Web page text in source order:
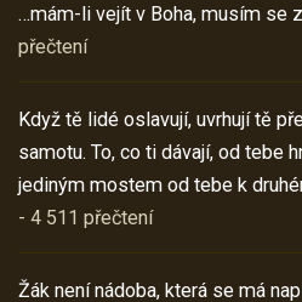
…mám-li vejít v Boha, musím se
přečtení
Když tě lidé oslavují, uvrhují tě
samotu. To, co ti dávají, od tebe
jediným mostem od tebe k
- 4 511 přečtení
Žák není nádoba, která se má